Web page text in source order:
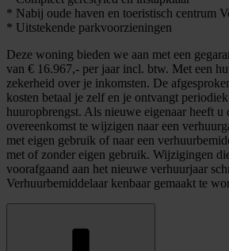
* Nabij oude haven en toeristisch centrum
* Uitstekende parkvoorzieningen
Deze woning bieden we aan met een
van € 16.967,- per jaar incl. btw. Met een
zekerheid over je inkomsten. De
kosten betaal je zelf en je ontvangt
huuropbrengst. Als nieuwe eigenaar heeft u
overeenkomst te wijzigen naar een
met eigen gebruik of naar een
met of zonder eigen gebruik. Wijzigingen
voorafgaand aan het nieuwe verhuurjaar
Verhuurbemiddelaar kenbaar gemaakt te